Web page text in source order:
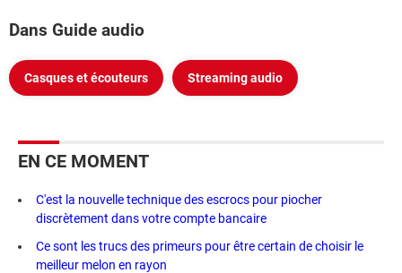
Dans Guide audio
Casques et écouteurs Streaming audio
EN CE MOMENT
C'est la nouvelle technique des escrocs pour piocher
discrètement dans votre compte bancaire
Ce sont les trucs des primeurs pour être certain de choisir le
meilleur melon en rayon